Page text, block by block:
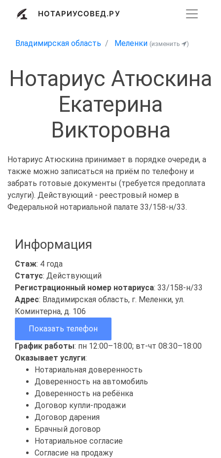
НОТАРИУСОВЕД.РУ
Владимирская область Меленки (изменить )
Нотариус Атюскина
Екатерина
Викторовна
Нотариус Атюскина принимает в порядке очереди, а
также можно записаться на приём по телефону и
забрать готовые документы (требуется предоплата
услуги). Действующий - реестровый номер в
Федеральной нотариальной палате 33/158-н/33.
Информация
Стаж: 4 года
Статус: Действующий
Регистрационный номер нотариуса: 33/158-н/33
Адрес: Владимирская область, г. Меленки, ул.
Коминтерна, д. 106
Показать телефон
График работы: пн 12:00–18:00; вт-чт 08:30–18:00
Оказывает услуги:
Нотариальная доверенность
Доверенность на автомобиль
Доверенность на ребёнка
Договор купли-продажи
Договор дарения
Брачный договор
Нотариальное согласие
Согласие на продажу